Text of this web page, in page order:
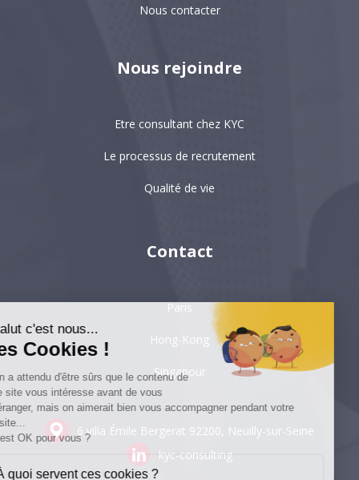
Nous contacter
Nous rejoindre
Etre consultant chez KYC
Le processus de recrutement
Qualité de vie
Contact
Paris
Hong-Kong
Singapour
6 villa Émile Bergerat 92200, Neuilly-sur-Seine
kyc-consulting
Salut c'est nous...
les Cookies !
On a attendu d'être sûrs que le contenu de
ce site vous intéresse avant de vous
déranger, mais on aimerait bien vous accompagner pendant votre
visite...
C'est OK pour vous ?
À quoi servent ces cookies ?